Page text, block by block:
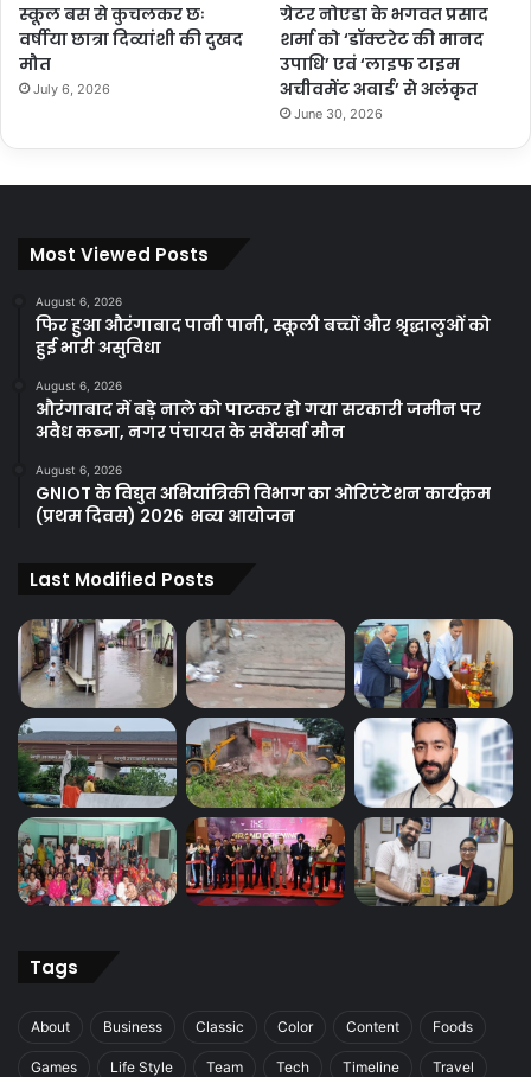
स्कूल बस से कुचलकर छः
वर्षीया छात्रा दिव्यांशी की दुखद
मौत
July 6, 2026
ग्रेटर नोएडा के भगवत प्रसाद
शर्मा को ‘डॉक्टरेट की मानद
उपाधि’ एवं ‘लाइफ टाइम
अचीवमेंट अवार्ड’ से अलंकृत
June 30, 2026
Most Viewed Posts
August 6, 2026
फिर हुआ औरंगाबाद पानी पानी, स्कूली बच्चों और श्रृद्धालुओं को
हुई भारी असुविधा
August 6, 2026
औरंगाबाद में बड़े नाले को पाटकर हो गया सरकारी जमीन पर
अवैध कब्जा, नगर पंचायत के सर्वेसर्वा मौन
August 6, 2026
GNIOT के विद्युत अभियांत्रिकी विभाग का ओरिएंटेशन कार्यक्रम
(प्रथम दिवस) 2026 भव्य आयोजन
Last Modified Posts
Tags
About Business Classic Color Content Foods
Games Life Style Team Tech Timeline Travel